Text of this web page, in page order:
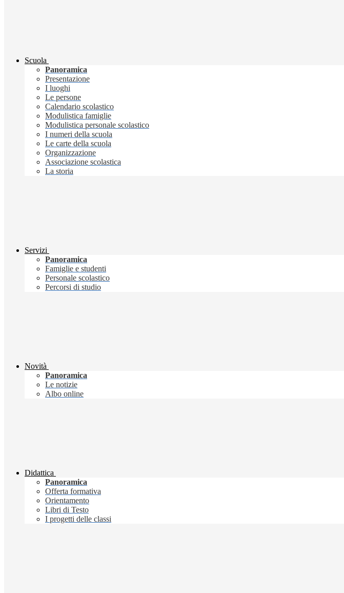
Scuola
Panoramica
Presentazione
I luoghi
Le persone
Calendario scolastico
Modulistica famiglie
Modulistica personale scolastico
I numeri della scuola
Le carte della scuola
Organizzazione
Associazione scolastica
La storia
Servizi
Panoramica
Famiglie e studenti
Personale scolastico
Percorsi di studio
Novità
Panoramica
Le notizie
Albo online
Didattica
Panoramica
Offerta formativa
Orientamento
Libri di Testo
I progetti delle classi